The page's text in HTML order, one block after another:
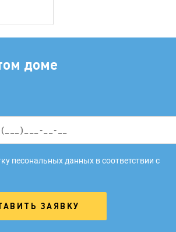
доме
песональных данных в соответствии с